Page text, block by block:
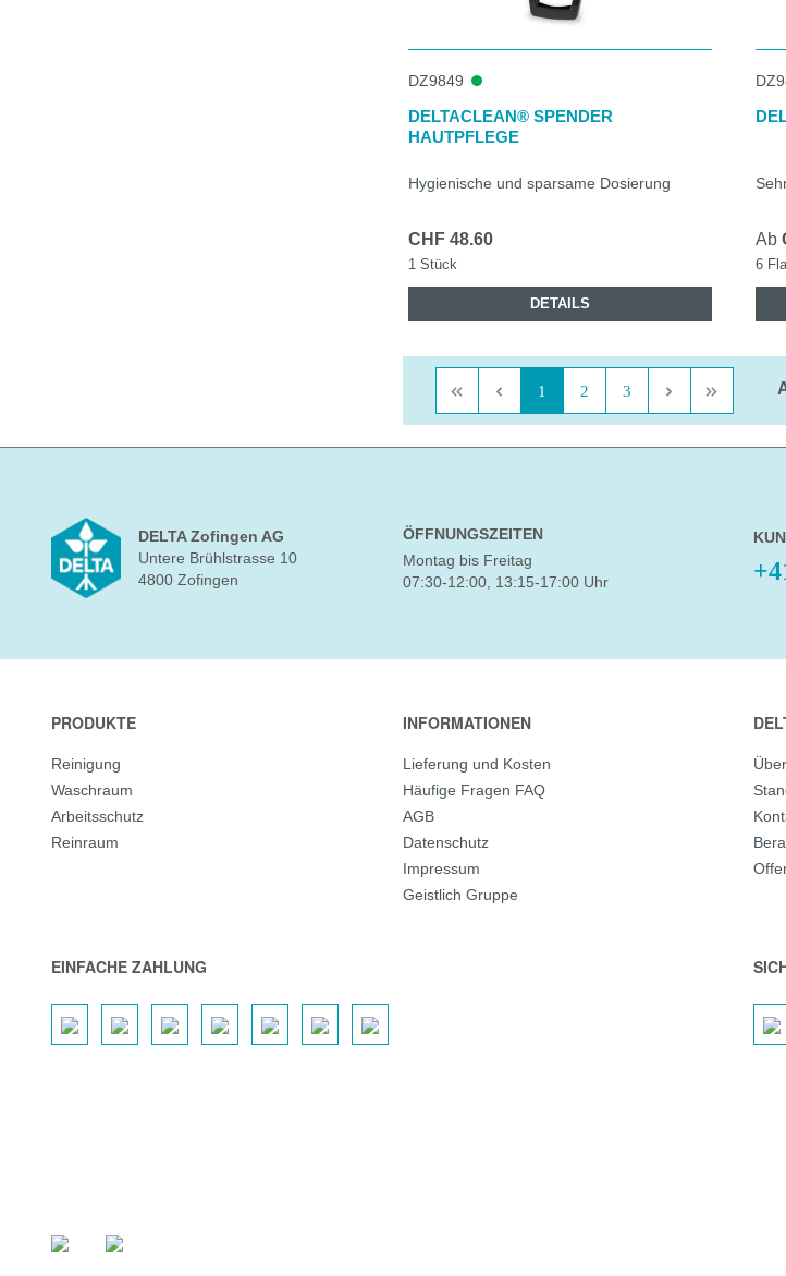
DZ9849
DELTACLEAN® SPENDER
HAUTPFLEGE
Hygienische und sparsame Dosierung
CHF 48.60
1 Stück
DETAILS
Ab
6
Seite
1 Seite
2 Seite
3
DELTA Zofingen AG
Untere Brühlstrasse 10
4800 Zofingen
ÖFFNUNGSZEITEN
Montag bis Freitag
07:30-12:00, 13:15-17:00 Uhr
PRODUKTE
Reinigung
Waschraum
Arbeitsschutz
Reinraum
INFORMATIONEN
Lieferung und Kosten
Häufige Fragen FAQ
AGB
Datenschutz
Impressum
Geistlich Gruppe
EINFACHE ZAHLUNG